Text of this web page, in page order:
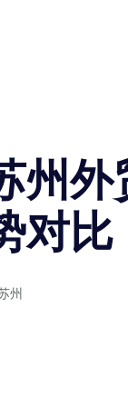
州外
对比
州